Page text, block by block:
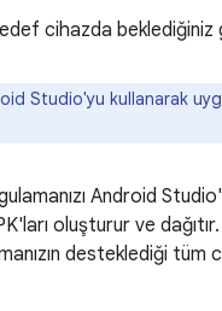
cihazda beklediğiniz
Studio'yu kullanarak
Android
oluşturur ve
desteklediği